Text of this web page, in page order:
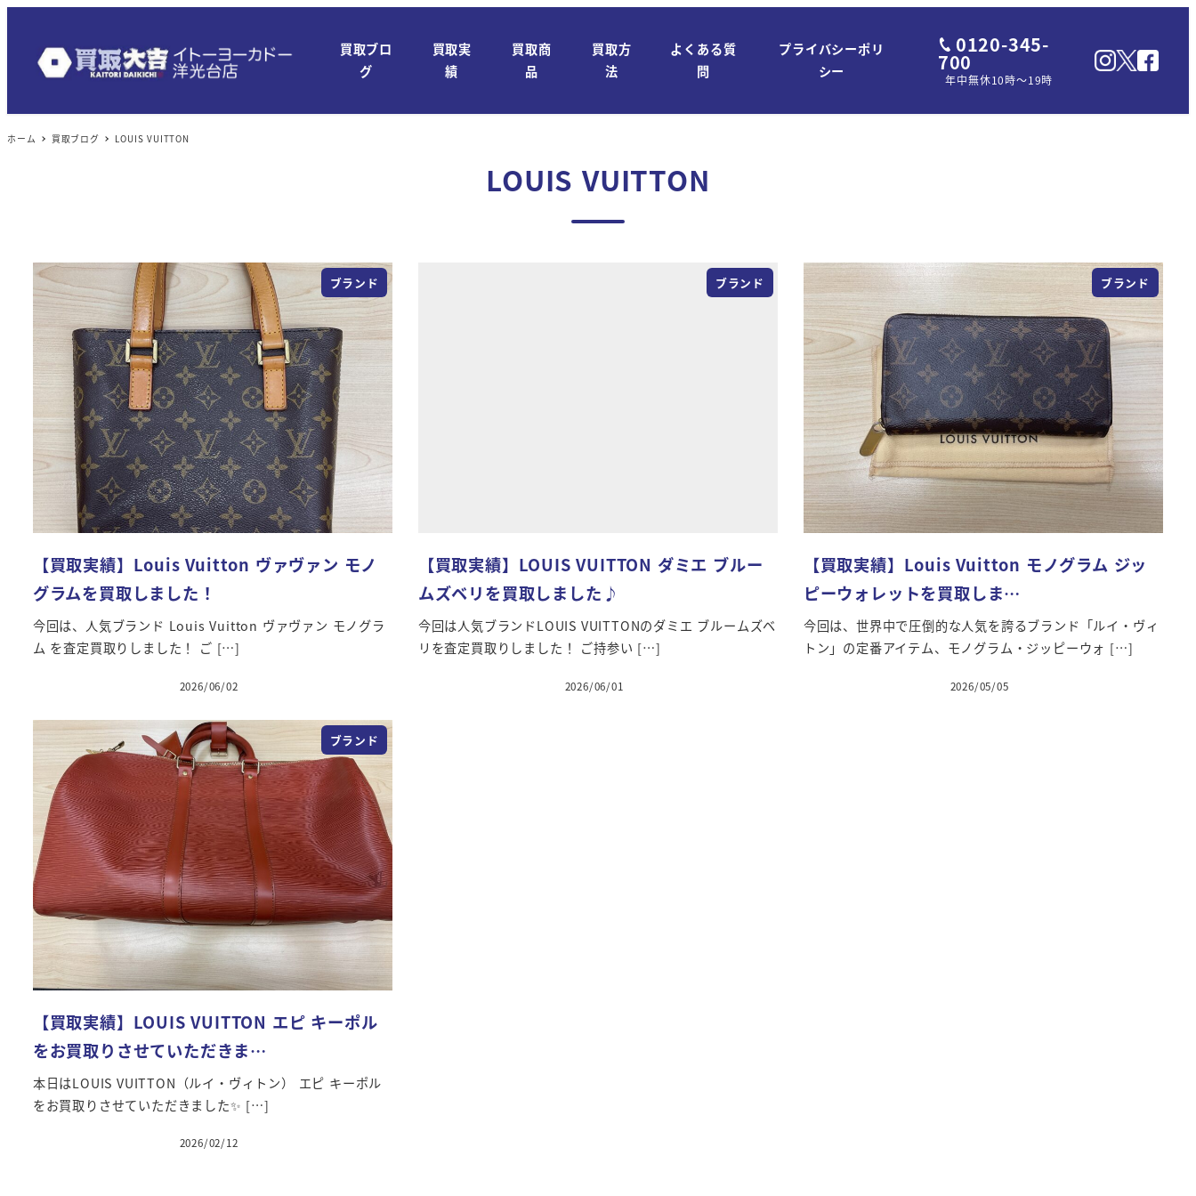
ン
テ
買取ブロ
グ
買取実
績
買取商
品
買取方
法
よくある質
問
プライバシーポリ
シー
0120-345-
700
年中無休10時～19時
ホーム 買取ブログ LOUIS VUITTON
LOUIS VUITTON
ブランド
【買取実績】Louis Vuitton ヴァヴァン モノ
グラムを買取しました！
今回は、人気ブランド Louis Vuitton ヴァヴァン モノグラ
ム を査定買取りしました！ ご […]
投稿日
2026/06/02
ブランド
【買取実績】LOUIS VUITTON ダミエ ブルー
ムズベリを買取しました♪
今回は人気ブランドLOUIS VUITTONのダミエ ブルームズベ
リを査定買取りしました！ ご持参い […]
投稿日
2026/06/01
ブランド
【買取実績】Louis Vuitton モノグラム ジッ
ピーウォレットを買取しま…
今回は、世界中で圧倒的な人気を誇るブランド「ルイ・ヴィ
トン」の定番アイテム、モノグラム・ジッピーウォ […]
投稿日
2026/05/05
ブランド
【買取実績】LOUIS VUITTON エピ キーポル
をお買取りさせていただきま…
本日はLOUIS VUITTON（ルイ・ヴィトン） エピ キーポル
をお買取りさせていただきました✨ […]
投稿日
2026/02/12